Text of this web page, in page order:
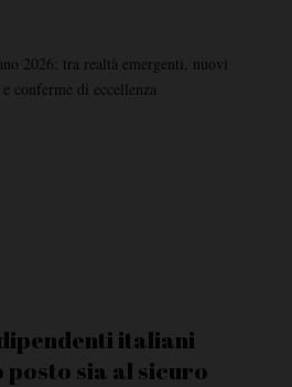
italiani
posto sia al sicuro